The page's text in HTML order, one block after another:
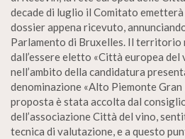
decade di luglio il Comitato
dossier appena ricevuto,
Parlamento di Bruxelles. Il territorio
dall’essere eletto «Città europea del
nell’ambito della candidatura
denominazione «Alto Piemonte
proposta è stata accolta dal
dell’associazione Città del vino,
tecnica di valutazione, e a questo